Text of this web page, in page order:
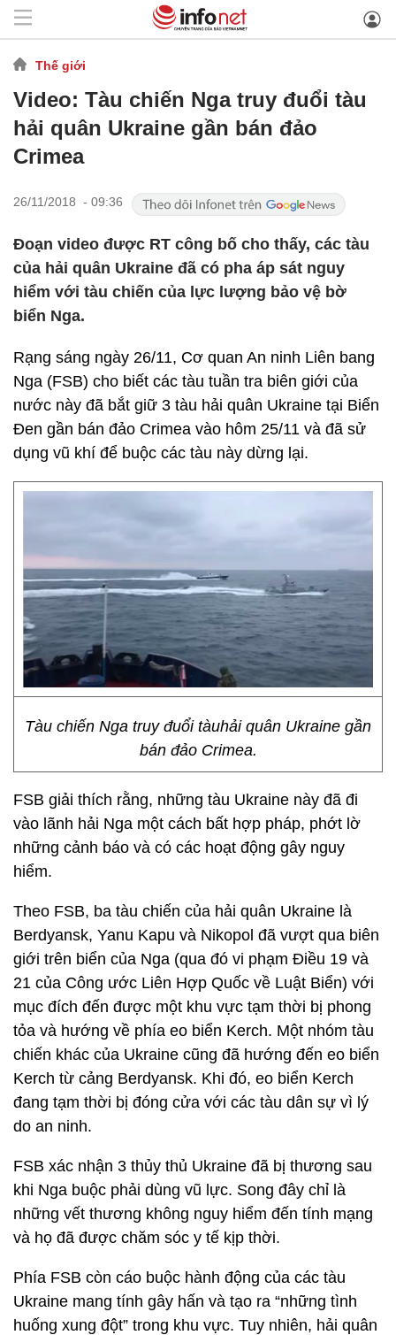
Thế giới
Video: Tàu chiến Nga truy đuổi tàu
hải quân Ukraine gần bán đảo
Crimea
26/11/2018 - 09:36
Đoạn video được RT công bố cho thấy, các tàu
của hải quân Ukraine đã có pha áp sát nguy
hiểm với tàu chiến của lực lượng bảo vệ bờ
biển Nga.
Rạng sáng ngày 26/11, Cơ quan An ninh Liên bang
Nga (FSB) cho biết các tàu tuần tra biên giới của
nước này đã bắt giữ 3 tàu hải quân Ukraine tại Biển
Đen gần bán đảo Crimea vào hôm 25/11 và đã sử
dụng vũ khí để buộc các tàu này dừng lại.
Tàu chiến Nga truy đuổi tàuhải quân Ukraine gần
bán đảo Crimea.
FSB giải thích rằng, những tàu Ukraine này đã đi
vào lãnh hải Nga một cách bất hợp pháp, phớt lờ
những cảnh báo và có các hoạt động gây nguy
hiểm.
Theo FSB, ba tàu chiến của hải quân Ukraine là
Berdyansk, Yanu Kapu và Nikopol đã vượt qua biên
giới trên biển của Nga (qua đó vi phạm Điều 19 và
21 của Công ước Liên Hợp Quốc về Luật Biển) với
mục đích đến được một khu vực tạm thời bị phong
tỏa và hướng về phía eo biển Kerch. Một nhóm tàu
chiến khác của Ukraine cũng đã hướng đến eo biển
Kerch từ cảng Berdyansk. Khi đó, eo biển Kerch
đang tạm thời bị đóng cửa với các tàu dân sự vì lý
do an ninh.
FSB xác nhận 3 thủy thủ Ukraine đã bị thương sau
khi Nga buộc phải dùng vũ lực. Song đây chỉ là
những vết thương không nguy hiểm đến tính mạng
và họ đã được chăm sóc y tế kịp thời.
Phía FSB còn cáo buộc hành động của các tàu
Ukraine mang tính gây hấn và tạo ra “những tình
huống xung đột” trong khu vực. Tuy nhiên, hải quân